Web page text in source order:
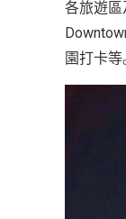
各旅遊區
園打卡等